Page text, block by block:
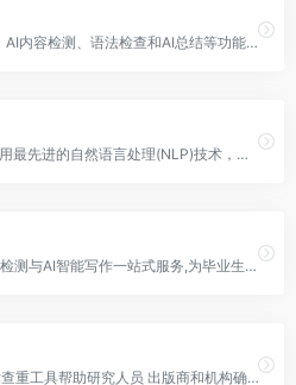
Quetext,提供抄袭检测、AI内容检测、语法检查和AI总结等功能的综合性写作辅助工具
AIGC检测服务系统，使用最先进的自然语言处理(NLP)技术，检测论文是否由AI编写。支持期刊论文、学位论文、会议论文以及图书专著、科研成果、课程作业等检测。
PaperXie,免费论文查重检测与AI智能写作一站式服务,为毕业生提供论文降重 Aigc检测 智能排版等全流程支持
iThenticate,专业的学术查重工具帮助研究人员 出版商和机构确保文档原创性 维护研究声誉